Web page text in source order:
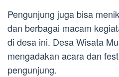
Pengunjung juga bisa
dan berbagai macam
di desa ini. Desa Wisata
mengadakan acara dan
pengunjung.